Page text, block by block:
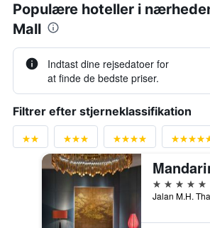
Populære hoteller i
Mall
Indtast dine rejsedatoer for
at finde de bedste priser.
Filtrer efter stjerneklassifikation
5 stjerner